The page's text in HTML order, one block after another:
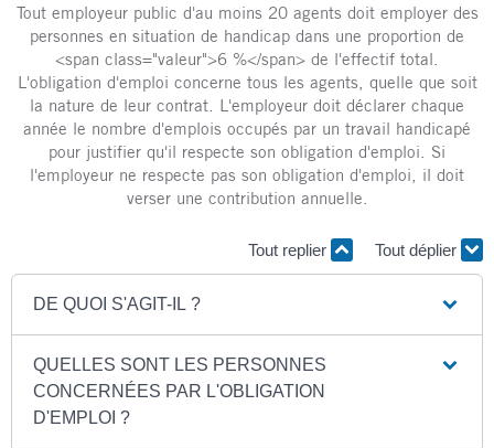
Tout employeur public d'au moins 20 agents doit employer des
personnes en situation de handicap dans une proportion de
<span class="valeur">6 %</span> de l'effectif total.
L'obligation d'emploi concerne tous les agents, quelle que soit
la nature de leur contrat. L'employeur doit déclarer chaque
année le nombre d'emplois occupés par un travail handicapé
pour justifier qu'il respecte son obligation d'emploi. Si
l'employeur ne respecte pas son obligation d'emploi, il doit
verser une contribution annuelle.
Tout replier Tout déplier
DE QUOI S'AGIT-IL ?
QUELLES SONT LES PERSONNES
CONCERNÉES PAR L'OBLIGATION
D'EMPLOI ?